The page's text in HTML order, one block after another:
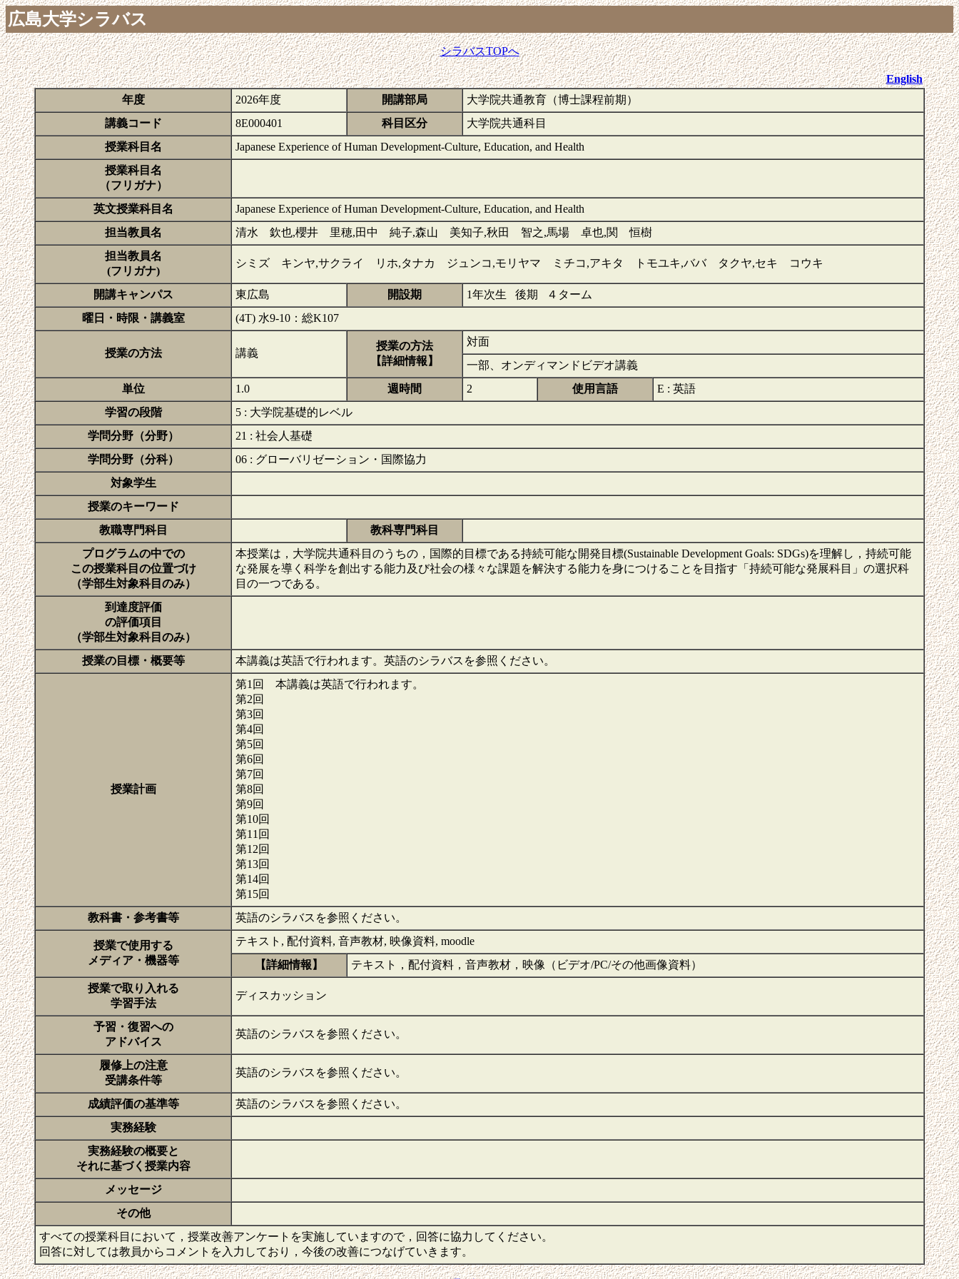
広島大学シラバス
シラバスTOPへ
English
年度
2026年度 開講部局
大学院共通教育（博士課程前期）
講義コード
8E000401 科目区分
大学院共通科目
授業科目名
Japanese Experience of Human Development-Culture, Education, and Health
授業科目名
（フリガナ）
英文授業科目名
Japanese Experience of Human Development-Culture, Education, and Health
担当教員名
清水 欽也,櫻井 里穂,田中 純子,森山 美知子,秋田 智之,馬場 卓也,関 恒樹
担当教員名
(フリガナ)
シミズ キンヤ,サクライ リホ,タナカ ジュンコ,モリヤマ ミチコ,アキタ トモユキ,ババ タクヤ,セキ コウキ
開講キャンパス 東広島 開設期
1年次生 後期 ４ターム
曜日・時限・講義室
(4T) 水9-10：総K107
授業の方法 講義
授業の方法
【詳細情報】
対面
一部、オンディマンドビデオ講義
単位
1.0 週時間 2 使用言語
E : 英語
学習の段階
5 : 大学院基礎的レベル
学問分野（分野）
21 : 社会人基礎
学問分野（分科）
06 : グローバリゼーション・国際協力
対象学生
授業のキーワード
教職専門科目
教科専門科目
プログラムの中での
この授業科目の位置づけ
（学部生対象科目のみ）
本授業は，大学院共通科目のうちの，国際的目標である持続可能な開発目標(Sustainable Development Goals: SDGs)を理解し，持続可能
な発展を導く科学を創出する能力及び社会の様々な課題を解決する能力を身につけることを目指す「持続可能な発展科目」の選択科
目の一つである。
到達度評価
の評価項目
（学部生対象科目のみ）
授業の目標・概要等
本講義は英語で行われます。英語のシラバスを参照ください。
授業計画
第1回 本講義は英語で行われます。
第2回
第3回
第4回
第5回
第6回
第7回
第8回
第9回
第10回
第11回
第12回
第13回
第14回
第15回
教科書・参考書等
英語のシラバスを参照ください。
授業で使用する
メディア・機器等
テキスト, 配付資料, 音声教材, 映像資料, moodle
【詳細情報】
テキスト，配付資料，音声教材，映像（ビデオ/PC/その他画像資料）
授業で取り入れる
学習手法
ディスカッション
予習・復習への
アドバイス
英語のシラバスを参照ください。
履修上の注意
受講条件等
英語のシラバスを参照ください。
成績評価の基準等
英語のシラバスを参照ください。
実務経験
実務経験の概要と
それに基づく授業内容
メッセージ
その他
すべての授業科目において，授業改善アンケートを実施していますので，回答に協力してください。
回答に対しては教員からコメントを入力しており，今後の改善につなげていきます。